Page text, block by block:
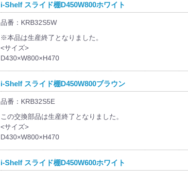
i-Shelf スライド棚D450W800ホワイト
品番：KRB32S5W
※本品は生産終了となりました。
<サイズ>
D430×W800×H470
i-Shelf スライド棚D450W800ブラウン
品番：KRB32S5E
この交換部品は生産終了となりました。
<サイズ>
D430×W800×H470
i-Shelf スライド棚D450W600ホワイト